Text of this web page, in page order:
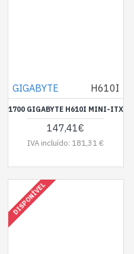
GIGABYTE H610I
1700 GIGABYTE H610I MINI-ITX
147,41€
IVA incluído: 181,31 €
DISPONÍVEL